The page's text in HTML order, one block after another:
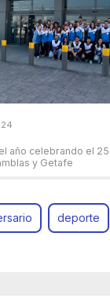
año celebrando el
y Getafe
deporte